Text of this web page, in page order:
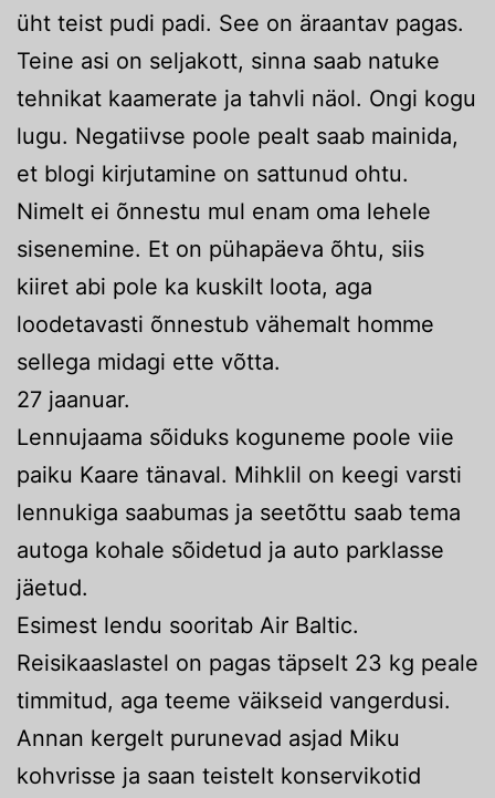
üht teist pudi padi. See on äraantav pagas.
Teine asi on seljakott, sinna saab natuke
tehnikat kaamerate ja tahvli näol. Ongi kogu
lugu. Negatiivse poole pealt saab mainida,
et blogi kirjutamine on sattunud ohtu.
Nimelt ei õnnestu mul enam oma lehele
sisenemine. Et on pühapäeva õhtu, siis
kiiret abi pole ka kuskilt loota, aga
loodetavasti õnnestub vähemalt homme
sellega midagi ette võtta.
27 jaanuar.
Lennujaama sõiduks koguneme poole viie
paiku Kaare tänaval. Mihklil on keegi varsti
lennukiga saabumas ja seetõttu saab tema
autoga kohale sõidetud ja auto parklasse
jäetud.
Esimest lendu sooritab Air Baltic.
Reisikaaslastel on pagas täpselt 23 kg peale
timmitud, aga teeme väikseid vangerdusi.
Annan kergelt purunevad asjad Miku
kohvrisse ja saan teistelt konservikotid